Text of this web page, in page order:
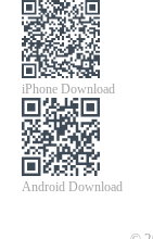
iPhone Download
Android Download